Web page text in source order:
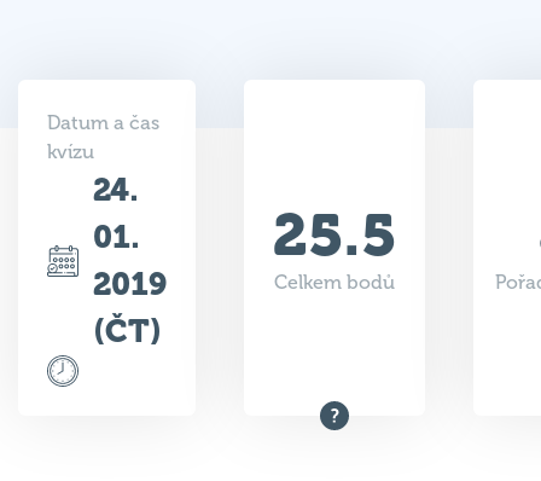
Datum a čas
kvízu
24.
01.
2019
(ČT)
25.5
Celkem bodů